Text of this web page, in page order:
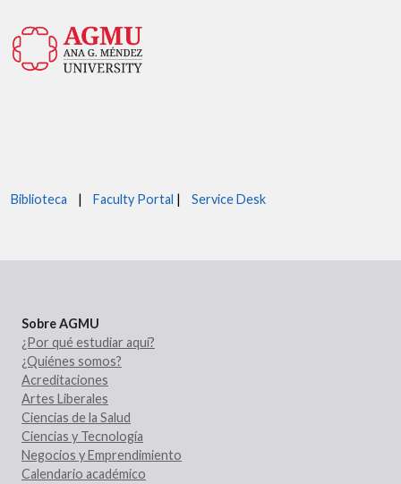
Biblioteca | Faculty Portal | Service Desk
Sobre AGMU
¿Por qué estudiar aquí?
¿Quiénes somos?
Acreditaciones
Artes Liberales
Ciencias de la Salud
Ciencias y Tecnología
Negocios y Emprendimiento
Calendario académico